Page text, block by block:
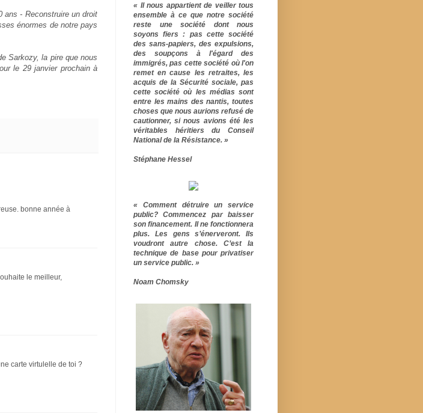
ans - Reconstruire un droit
énormes de notre pays
Sarkozy, la pire que nous
le 29 janvier prochain à
bonne année à
le meilleur,
carte virtulelle de toi ?
« Il nous appartient de veiller tous
ensemble à ce que notre société
reste une société dont nous
soyons fiers : pas cette société
des sans-papiers, des expulsions,
des soupçons à l'égard des
immigrés, pas cette société où l'on
remet en cause les retraites, les
acquis de la Sécurité sociale, pas
cette société où les médias sont
entre les mains des nantis, toutes
choses que nous aurions refusé de
cautionner, si nous avions été les
véritables héritiers du Conseil
National de la Résistance. »
Stéphane Hessel
« Comment détruire un service
public? Commencez par baisser
son financement. Il ne fonctionnera
plus. Les gens s’énerveront. Ils
voudront autre chose. C’est la
technique de base pour privatiser
un service public. »
Noam Chomsky